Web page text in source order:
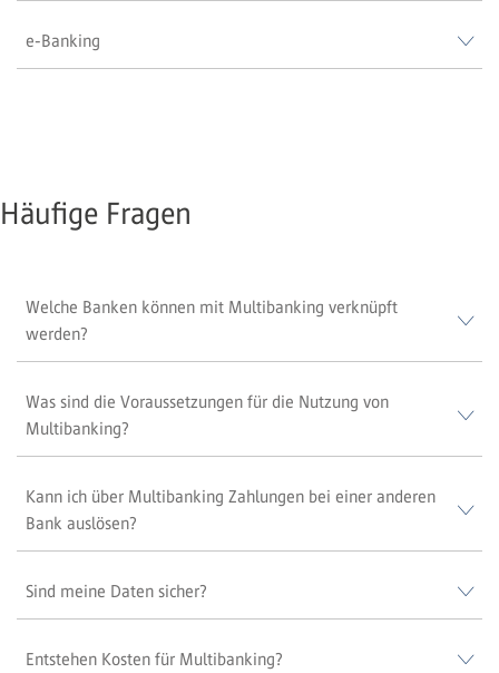
e-Banking
Häufige Fragen
Welche Banken können mit Multibanking verknüpft
werden?
Was sind die Voraussetzungen für die Nutzung von
Multibanking?
Kann ich über Multibanking Zahlungen bei einer anderen
Bank auslösen?
Sind meine Daten sicher?
Entstehen Kosten für Multibanking?